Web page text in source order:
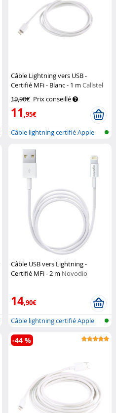
Câble Lightning vers USB -
Certifié MFi - Blanc - 1 mCallstel
19,90€ Prix conseillé
11,95€
Câble lightning certifié Apple
Câble USB vers Lightning -
Certifié MFi - 2 m Novodio
14,90€
Câble lightning certifié Apple
(MFI...
-44 %